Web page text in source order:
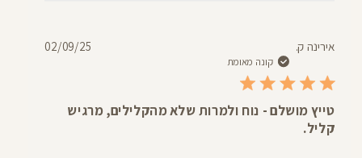
אירינה ק.
קונה מאומת
טייץ מושלם - נוח ולמרות שלא מהקלילים, מרגיש
קליל.
תאריך02/09/25